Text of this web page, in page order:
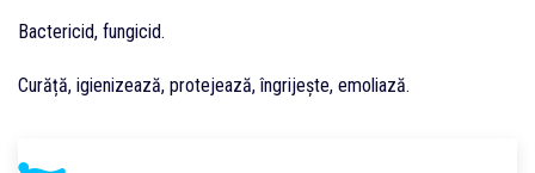
Bactericid, fungicid.
Curăță, igienizează, protejează, îngrijește, emoliază.